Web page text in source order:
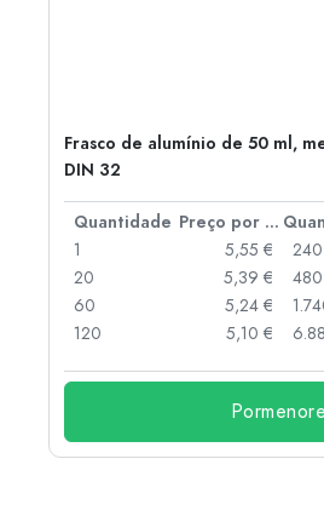
Frasco de alumínio de 50 ml,
DIN 32
Quantidade Preço por peça
1
5,55 €
20
5,39 €
60
5,24 €
120
5,10 €
240
480